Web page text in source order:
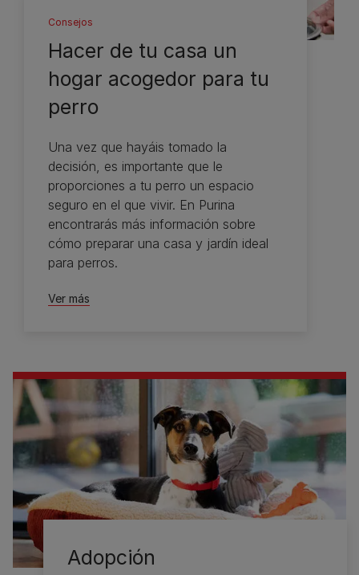
Consejos
Hacer de tu casa un
hogar acogedor para tu
perro
Una vez que hayáis tomado la
decisión, es importante que le
proporciones a tu perro un espacio
seguro en el que vivir. En Purina
encontrarás más información sobre
cómo preparar una casa y jardín ideal
para perros.
Ver más
Adopción